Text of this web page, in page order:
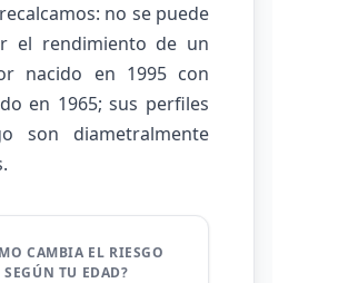
no se puede
el rendimiento de un
nacido en 1995 con
en 1965; sus perfiles
son diametralmente
CAMBIA EL RIESGO
SEGÚN TU EDAD?